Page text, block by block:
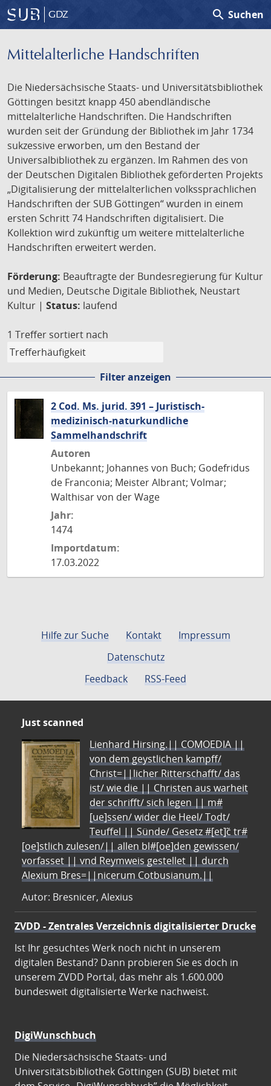
GDZ search Suchen
Mittelalterliche Handschriften
Die Niedersächsische Staats- und Universitätsbibliothek
Göttingen besitzt knapp 450 abendländische
mittelalterliche Handschriften. Die Handschriften
wurden seit der Gründung der Bibliothek im Jahr 1734
sukzessive erworben, um den Bestand der
Universalbibliothek zu ergänzen. Im Rahmen des von
der Deutschen Digitalen Bibliothek geförderten Projekts
„Digitalisierung der mittelalterlichen volkssprachlichen
Handschriften der SUB Göttingen“ wurden in einem
ersten Schritt 74 Handschriften digitalisiert. Die
Kollektion wird zukünftig um weitere mittelalterliche
Handschriften erweitert werden.
Förderung: Beauftragte der Bundesregierung für Kultur
und Medien, Deutsche Digitale Bibliothek, Neustart
Kultur | Status: laufend
1 Treffer sortiert nach
Filter anzeigen
2 Cod. Ms. jurid. 391 – Juristisch-
medizinisch-naturkundliche
Sammelhandschrift
Autoren
Unbekannt; Johannes von Buch; Godefridus
de Franconia; Meister Albrant; Volmar;
Walthisar von der Wage
Jahr:
1474
Importdatum:
17.03.2022
Hilfe zur Suche Kontakt
Impressum
Datenschutz
Feedback
RSS-Feed
Just scanned
Lienhard Hirsing.|| COMOEDIA ||
von dem geystlichen kampff/
Christ=||licher Ritterschafft/ das
ist/ wie die || Christen aus warheit
der schrifft/ sich legen || m#
[ue]ssen/ wider die Heel/ Todt/
Teuffel || Sünde/ Gesetz #[et]c̃ tr#
[oe]stlich zulesen/|| allen bl#[oe]den gewissen/
vorfasset || vnd Reymweis gestellet || durch
Alexium Bres=||nicerum Cotbusianum.||
Autor: Bresnicer, Alexius
ZVDD - Zentrales Verzeichnis digitalisierter Drucke
Ist Ihr gesuchtes Werk noch nicht in unserem
digitalen Bestand? Dann probieren Sie es doch in
unserem ZVDD Portal, das mehr als 1.600.000
bundesweit digitalisierte Werke nachweist.
DigiWunschbuch
Die Niedersächsische Staats- und
Universitätsbibliothek Göttingen (SUB) bietet mit